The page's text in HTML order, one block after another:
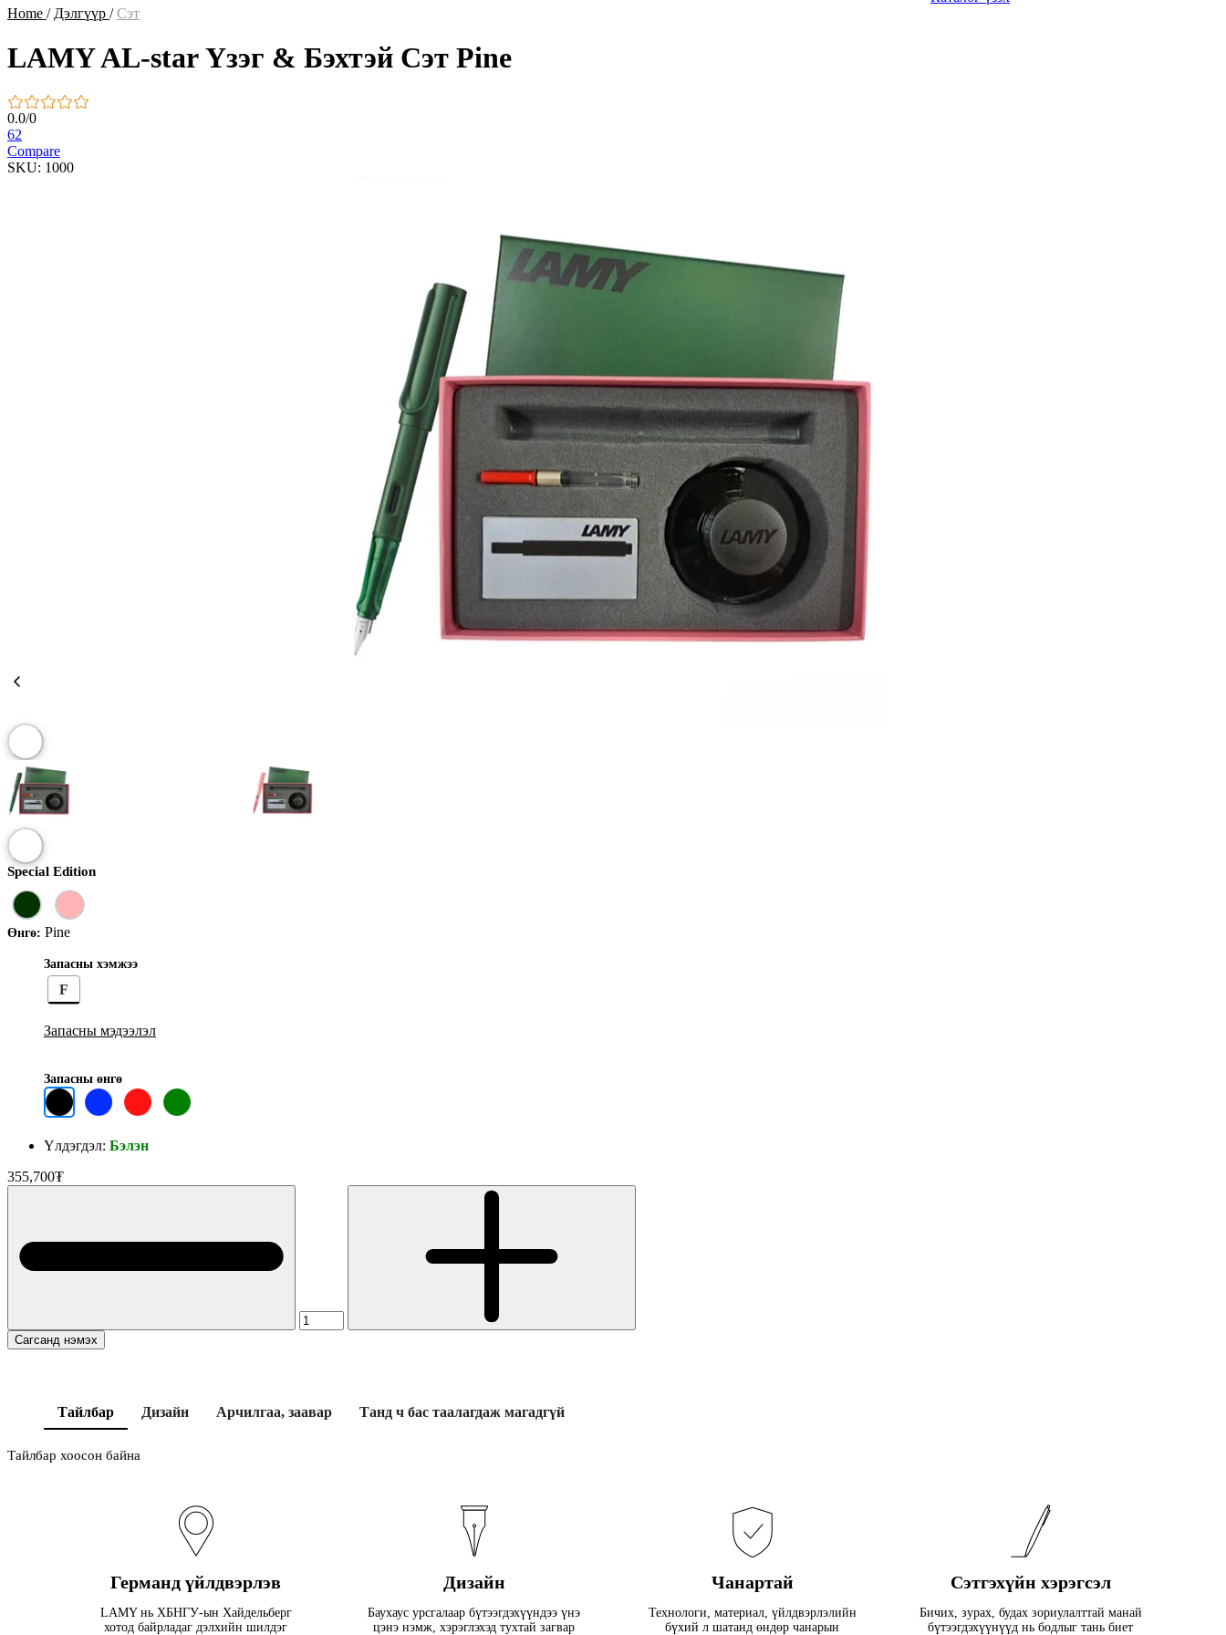
Home / Дэлгүүр / Сэт
LAMY AL-star Үзэг & Бэхтэй Сэт Pine
0.0/0
62
Compare
SKU: 1000
Special Edition
Өнгө: Pine
Запасны хэмжээ
F
Запасны мэдээлэл
Запасны өнгө
Үлдэгдэл: Бэлэн
355,700₮
Сагсанд нэмэх
Тайлбар Дизайн Арчилгаа, заавар Танд ч бас таалагдаж магадгүй
Тайлбар хоосон байна
Германд үйлдвэрлэв
LAMY нь ХБНГУ-ын Хайдельберг
хотод байрладаг дэлхийн шилдэг
Дизайн
Баухаус урсгалаар бүтээгдэхүүндээ үнэ
цэнэ нэмж, хэрэглэхэд тухтай загвар
Чанартай
Технологи, материал, үйлдвэрлэлийн
бүхий л шатанд өндөр чанарын
Сэтгэхүйн хэрэгсэл
Бичих, зурах, будах зориулалттай манай
бүтээгдэхүүнүүд нь бодлыг тань биет